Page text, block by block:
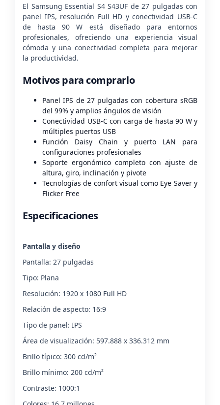
El Samsung Essential S4 S43UF de 27 pulgadas con
panel IPS, resolución Full HD y conectividad USB-C
de hasta 90 W está diseñado para entornos
profesionales, ofreciendo una experiencia visual
cómoda y una conectividad completa para mejorar
la productividad.
Motivos para comprarlo
Panel IPS de 27 pulgadas con cobertura sRGB
del 99% y amplios ángulos de visión
Conectividad USB-C con carga de hasta 90 W y
múltiples puertos USB
Función Daisy Chain y puerto LAN para
configuraciones profesionales
Soporte ergonómico completo con ajuste de
altura, giro, inclinación y pivote
Tecnologías de confort visual como Eye Saver y
Flicker Free
Especificaciones
Pantalla y diseño
Pantalla: 27 pulgadas
Tipo: Plana
Resolución: 1920 x 1080 Full HD
Relación de aspecto: 16:9
Tipo de panel: IPS
Área de visualización: 597.888 x 336.312 mm
Brillo típico: 300 cd/m²
Brillo mínimo: 200 cd/m²
Contraste: 1000:1